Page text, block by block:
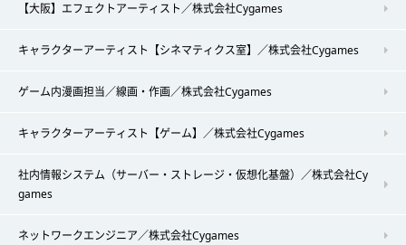
【大阪】エフェクトアーティスト／株式会社Cygames
キャラクターアーティスト【シネマティクス室】／株式会社Cygames
ゲーム内漫画担当／線画・作画／株式会社Cygames
キャラクターアーティスト【ゲーム】／株式会社Cygames
社内情報システム（サーバー・ストレージ・仮想化基盤）／株式会社Cy
games
ネットワークエンジニア／株式会社Cygames